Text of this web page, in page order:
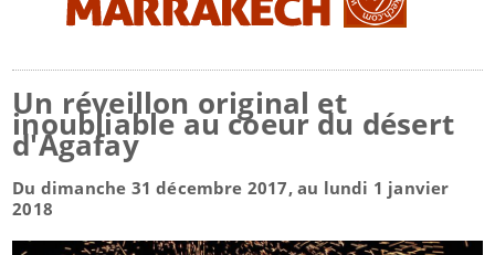
Un réveillon original et
inoubliable au coeur du désert
d'Agafay
Du dimanche 31 décembre 2017, au lundi 1 janvier
2018